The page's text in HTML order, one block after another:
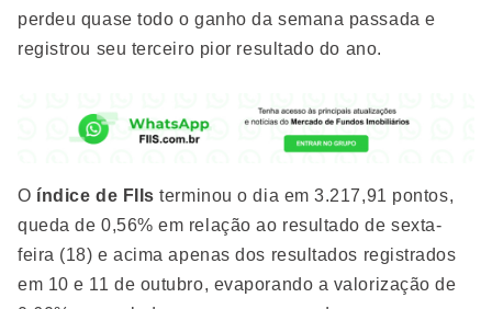
perdeu quase todo o ganho da semana passada e
registrou seu terceiro pior resultado do ano.
O índice de FIIs terminou o dia em 3.217,91 pontos,
queda de 0,56% em relação ao resultado de sexta-
feira (18) e acima apenas dos resultados registrados
em 10 e 11 de outubro, evaporando a valorização de